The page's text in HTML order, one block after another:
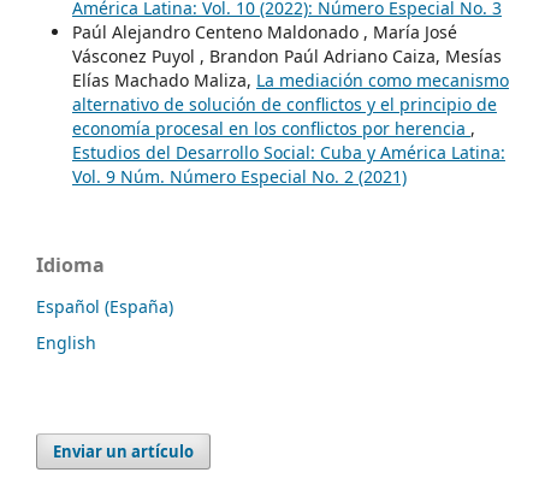
América Latina: Vol. 10 (2022): Número Especial No. 3
Paúl Alejandro Centeno Maldonado , María José
Vásconez Puyol , Brandon Paúl Adriano Caiza, Mesías
Elías Machado Maliza, La mediación como mecanismo
alternativo de solución de conflictos y el principio de
economía procesal en los conflictos por herencia ,
Estudios del Desarrollo Social: Cuba y América Latina:
Vol. 9 Núm. Número Especial No. 2 (2021)
Idioma
Español (España)
English
Enviar un artículo